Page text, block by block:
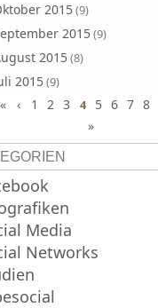
2015(9)
2015(9)
2015(8)
2015(9)
Juni 2015(9)
« ‹ 1 2 3 4 5 6 7 8
»
Media
Networks